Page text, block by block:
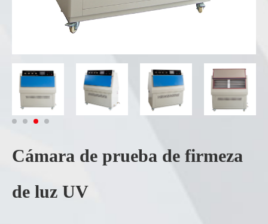
Cámara de prueba de firmeza
de luz UV